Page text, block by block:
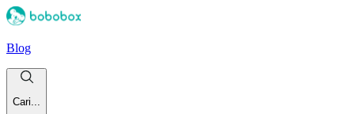
Blog
Cari...